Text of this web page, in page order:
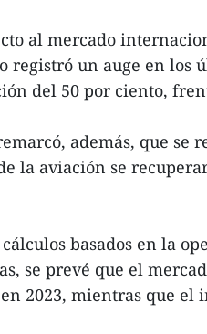
al mercado
registró un auge en los
del 50 por ciento,
además, que se
la aviación se
cálculos basados en la
se prevé que el
2023, mientras que